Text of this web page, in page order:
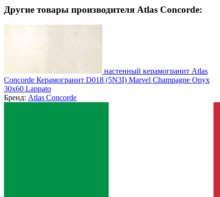
Другие товары производителя Atlas Concorde:
настенный керамогранит Atlas
Concorde Керамогранит D018 (5N3I) Marvel Champagne Onyx
30x60 Lappato
Бренд: Atlas Concorde